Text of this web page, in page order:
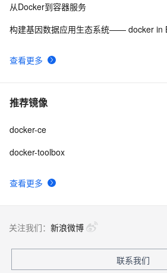
查看更多
从Docker到容器服务
构建基因数据应用生态系统—— docker in
推荐镜像
查看更多
docker-ce
docker-toolbox
关注我们： 新浪微博
联系我们